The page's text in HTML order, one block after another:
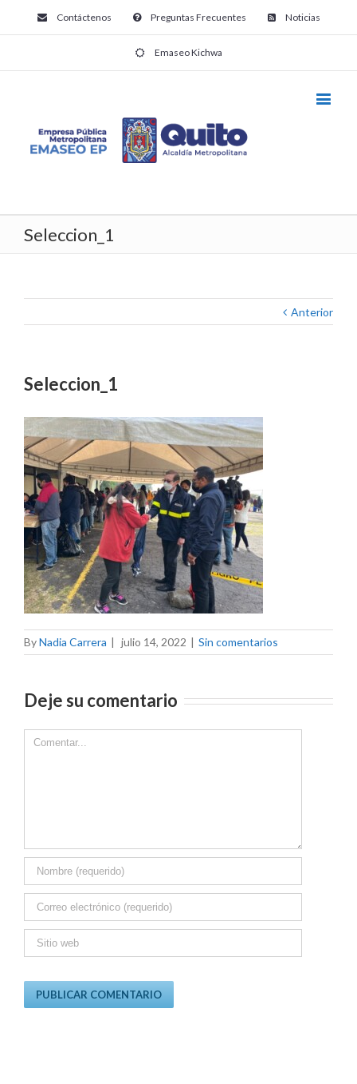
Contáctenos Preguntas Frecuentes Noticias
Emaseo Kichwa
Seleccion_1
Anterior
Seleccion_1
ByNadia Carrera | julio 14, 2022 | Sin comentarios
Deje su comentario
Comment